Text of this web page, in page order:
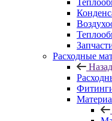
Расходные
Назад